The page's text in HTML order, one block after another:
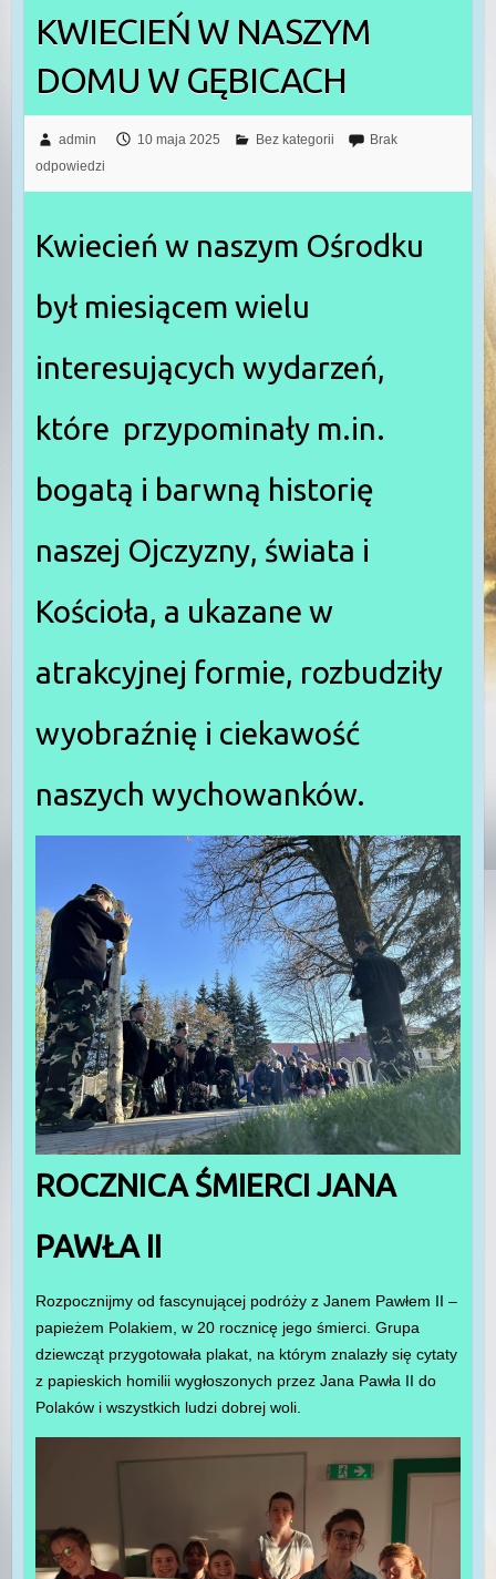
KWIECIEŃ W NASZYM
DOMU W GĘBICACH
admin 10 maja 2025 Bez kategorii
Brak
odpowiedzi
Kwiecień w naszym Ośrodku
był miesiącem wielu
interesujących wydarzeń,
które przypominały m.in.
bogatą i barwną historię
naszej Ojczyzny, świata i
Kościoła, a ukazane w
atrakcyjnej formie, rozbudziły
wyobraźnię i ciekawość
naszych wychowanków.
ROCZNICA ŚMIERCI JANA
PAWŁA II
Rozpocznijmy od fascynującej podróży z Janem Pawłem II –
papieżem Polakiem, w 20 rocznicę jego śmierci. Grupa
dziewcząt przygotowała plakat, na którym znalazły się cytaty
z papieskich homilii wygłoszonych przez Jana Pawła II do
Polaków i wszystkich ludzi dobrej woli.